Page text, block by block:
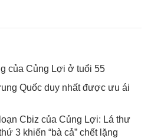
của Củng Lợi ở tuổi 55
Quốc duy nhất được ưu ái
Cbiz của Củng Lợi: Lá thư
3 khiến “bà cả” chết lặng